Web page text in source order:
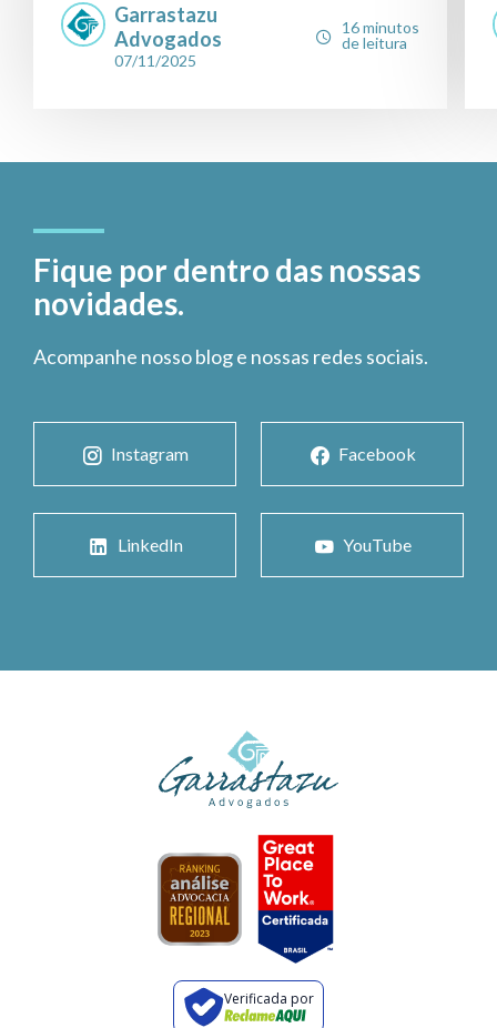
Garrastazu
Advogados
07/11/2025
16 minutos
de leitura
Fique por dentro das nossas
novidades.
Acompanhe nosso blog e nossas redes sociais.
Instagram Facebook
LinkedIn YouTube
Verificada por